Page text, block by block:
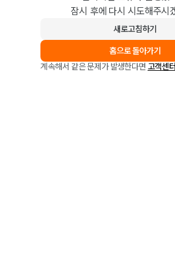
잠시 후에 다시 시도해주시
새로고침하기
홈으로 돌아가기
계속해서 같은 문제가 발생한다면 고객센터